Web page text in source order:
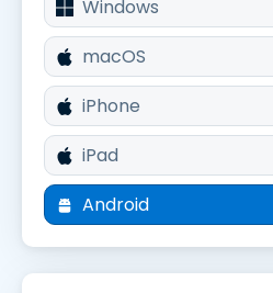
Windows
macOS
iPhone
iPad
Android